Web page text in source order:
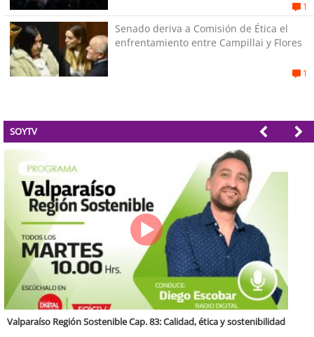
1
Senado deriva a Comisión de Ética el
enfrentamiento entre Campillai y Flores
1
SOYTV